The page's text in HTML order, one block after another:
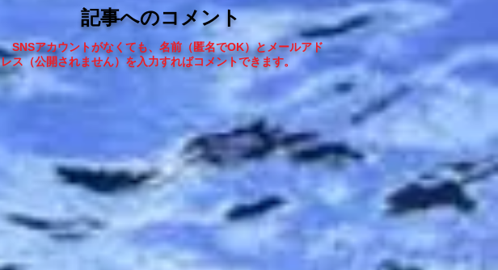
記事へのコメント
SNSアカウントがなくても、 名前（匿名でOK）とメールアド
レス（公開されません）を入力すればコメントできます。